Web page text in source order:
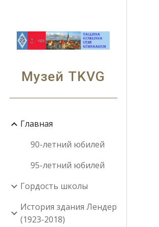
Музей TKVG
Главная
90-летний юбилей
95-летний юбилей
Гордость школы
История здания Лендер
(1923-2018)